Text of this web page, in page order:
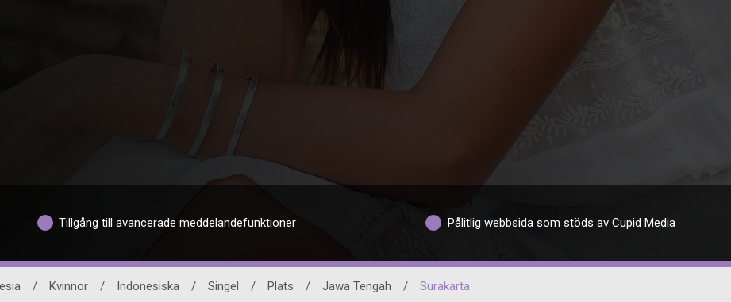
Tillgång till avancerade meddelandefunktioner Pålitlig webbsida som stöds av Cupid Media
/ Kvinnor / Indonesiska / Singel / Plats / Jawa Tengah / Surakarta